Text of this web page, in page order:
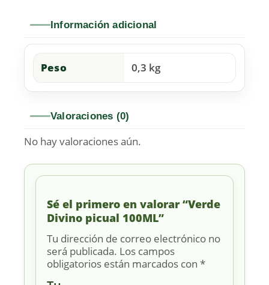
Información adicional
Peso 0,3 kg
Valoraciones (0)
No hay valoraciones aún.
Sé el primero en valorar “Verde
Divino picual 100ML”
Tu dirección de correo electrónico no
será publicada. Los campos
obligatorios están marcados con *